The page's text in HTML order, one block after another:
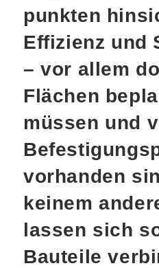
punkten
Effizienz und
– vor allem
Flächen
müssen und
vorhanden
keinem
lassen sich
Bauteile